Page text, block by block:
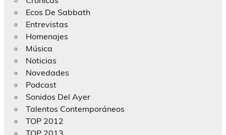
Ecos De Sabbath
Entrevistas
Homenajes
Música
Noticias
Novedades
Podcast
Sonidos Del Ayer
Talentos Contemporáneos
TOP 2012
TOP 2013